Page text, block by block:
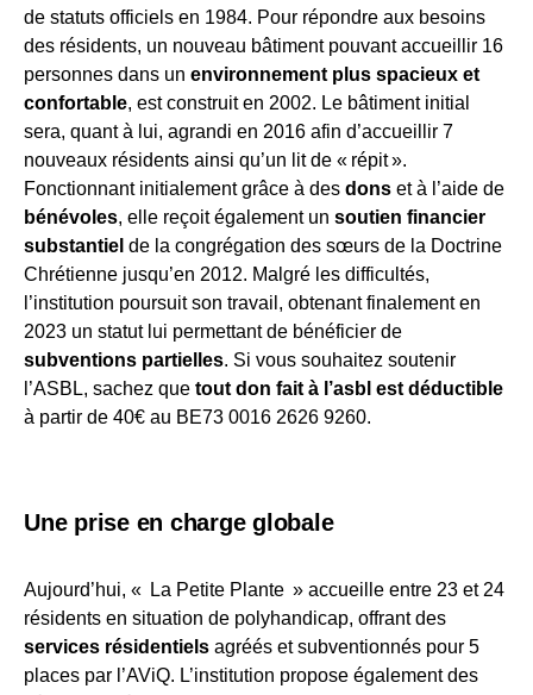
de statuts officiels en 1984. Pour répondre aux besoins
des résidents, un nouveau bâtiment pouvant accueillir 16
personnes dans un environnement plus spacieux et
confortable, est construit en 2002. Le bâtiment initial
sera, quant à lui, agrandi en 2016 afin d’accueillir 7
nouveaux résidents ainsi qu’un lit de « répit ».
Fonctionnant initialement grâce à des dons et à l’aide de
bénévoles, elle reçoit également un soutien financier
substantiel de la congrégation des sœurs de la Doctrine
Chrétienne jusqu’en 2012. Malgré les difficultés,
l’institution poursuit son travail, obtenant finalement en
2023 un statut lui permettant de bénéficier de
subventions partielles. Si vous souhaitez soutenir
l’ASBL, sachez que tout don fait à l’asbl est déductible
à partir de 40€ au BE73 0016 2626 9260.
Une prise en charge globale
Aujourd’hui, « La Petite Plante » accueille entre 23 et 24
résidents en situation de polyhandicap, offrant des
services résidentiels agréés et subventionnés pour 5
places par l’AViQ. L’institution propose également des